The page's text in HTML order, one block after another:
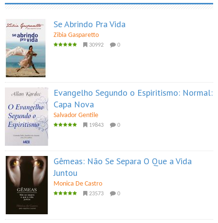
Se Abrindo Pra Vida
Zibia Gasparetto
30992 0
Evangelho Segundo o Espiritismo: Normal:
Capa Nova
Salvador Gentile
19843 0
Gêmeas: Não Se Separa O Que a Vida
Juntou
Monica De Castro
23573 0